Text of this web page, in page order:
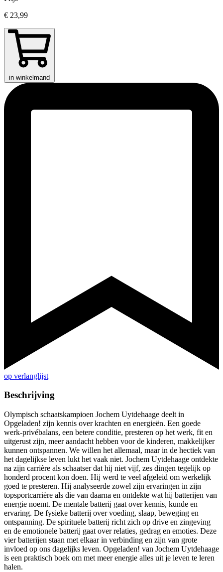
€ 23,99
in winkelmand
op verlanglijst
Beschrijving
Olympisch schaatskampioen Jochem Uytdehaage deelt in
Opgeladen! zijn kennis over krachten en energieën. Een goede
werk-privébalans, een betere conditie, presteren op het werk, fit en
uitgerust zijn, meer aandacht hebben voor de kinderen, makkelijker
kunnen ontspannen. We willen het allemaal, maar in de hectiek van
het dagelijkse leven lukt het vaak niet. Jochem Uytdehaage ontdekte
na zijn carrière als schaatser dat hij niet vijf, zes dingen tegelijk op
honderd procent kon doen. Hij werd te veel afgeleid om werkelijk
goed te presteren. Hij analyseerde zowel zijn ervaringen in zijn
topsportcarrière als die van daarna en ontdekte wat hij batterijen van
energie noemt. De mentale batterij gaat over kennis, kunde en
ervaring. De fysieke batterij over voeding, slaap, beweging en
ontspanning. De spirituele batterij richt zich op drive en zingeving
en de emotionele batterij gaat over relaties, gedrag en emoties. Deze
vier batterijen staan met elkaar in verbinding en zijn van grote
invloed op ons dagelijks leven. Opgeladen! van Jochem Uytdehaage
is een praktisch boek om met meer energie alles uit je leven te leren
halen.